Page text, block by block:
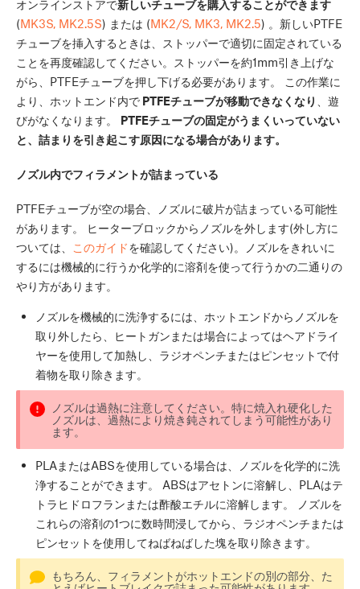
オンラインストアで新しいチューブを購入することができます
(MK3S, MK2.5S) または (MK2/S, MK3, MK2.5) 。新しいPTFE
チューブを挿入するときは、ストッパーで適切に固定されている
ことを再度確認してください。ストッパーを約1mm引き上げな
がら、PTFEチューブを押し下げる必要があります。 この作業に
より、ホットエンド内で PTFEチューブが移動できなくなり
、遊
びがなくなります。 PTFEチューブの固定がうまくいっていない
と、詰まりを引き起こす原因になる場合があります。
ノズル内でフィラメントが詰まっている
PTFEチューブが空の場合、ノズルに破片が詰まっている可能性
があります。 ヒーターブロックからノズルを外します(外し方に
ついては、
このガイドを確認してください)。ノズルをきれいに
するには機械的に行うか化学的に溶剤を使って行うかの二通りの
やり方があります。
ノズルを機械的に洗浄するには、ホットエンドからノズルを
取り外したら、ヒートガンまたは場合によってはヘアドライ
ヤーを使用して加熱し、ラジオペンチまたはピンセットで付
着物を取り除きます。
ノズルは過熱に注意してください。特に焼入れ硬化した
ノズルは、過熱により焼き鈍されてしまう可能性があり
ます。
PLAまたはABSを使用している場合は、ノズルを化学的に洗
浄することができます。 ABSはアセトンに溶解し、PLAはテ
トラヒドロフランまたは酢酸エチルに溶解します。 ノズルを
これらの溶剤の1つに数時間浸してから、ラジオペンチまたは
ピンセットを使用してねばねばした塊を取り除きます。
もちろん、フィラメントがホットエンドの別の部分、た